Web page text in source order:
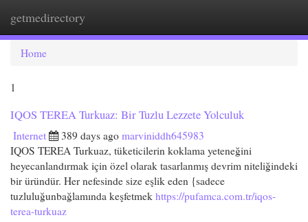
getmedirectory
Home
1
IQOS TEREA Turkuaz: Bir Tuzlu Lezzete Yolculuk
Internet 389 days ago marviniddh645983
IQOS TEREA Turkuaz, tüketicilerin koklama yeteneğini
heyecanlandırmak için özel olarak tasarlanmış devrim niteliğindeki
bir üründür. Her nefesinde size eşlik eden {sadece
tuzluluğunbağlamında keşfetmek https://pufamca.com.tr/iqos-
terea-turkuaz